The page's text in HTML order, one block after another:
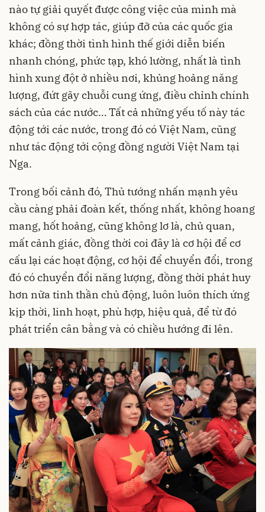
nào tự giải quyết được công việc của mình mà
không có sự hợp tác, giúp đỡ của các quốc gia
khác; đồng thời tình hình thế giới diễn biến
nhanh chóng, phức tạp, khó lường, nhất là tình
hình xung đột ở nhiều nơi, khủng hoảng năng
lượng, đứt gãy chuỗi cung ứng, điều chỉnh chính
sách của các nước… Tất cả những yếu tố này tác
động tới các nước, trong đó có Việt Nam, cũng
như tác động tới cộng đồng người Việt Nam tại
Nga.
Trong bối cảnh đó, Thủ tướng nhấn mạnh yêu
cầu càng phải đoàn kết, thống nhất, không hoang
mang, hốt hoảng, cũng không lơ là, chủ quan,
mất cảnh giác, đồng thời coi đây là cơ hội để cơ
cấu lại các hoạt động, cơ hội để chuyển đổi, trong
đó có chuyển đổi năng lượng, đồng thời phát huy
hơn nữa tinh thần chủ động, luôn luôn thích ứng
kịp thời, linh hoạt, phù hợp, hiệu quả, để từ đó
phát triển cân bằng và có chiều hướng đi lên.